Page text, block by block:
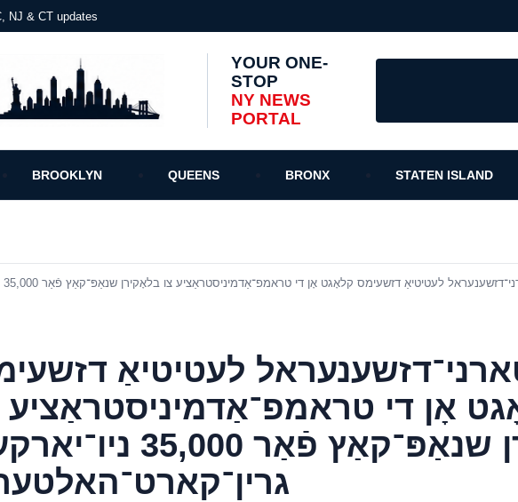
NJ & CT updates
YOUR ONE-
STOP
NY NEWS
PORTAL
BROOKLYN QUEENS BRONX STATEN ISLAND
לעטיטיאַ דזשעימס קלאָגט אָן די טראמפ־אַדמיניסטראַציע צו בלאָקירן שנאַפּ־קאַץ פֿאַר 35,000 ניו־יארקער גרין־קארט־האלטערס
לעטיטיאַ
אָן די טראמפ־אַדמיניסטראַציע
בלאָקירן שנאַפּ־קאַץ פֿאַר 35,000